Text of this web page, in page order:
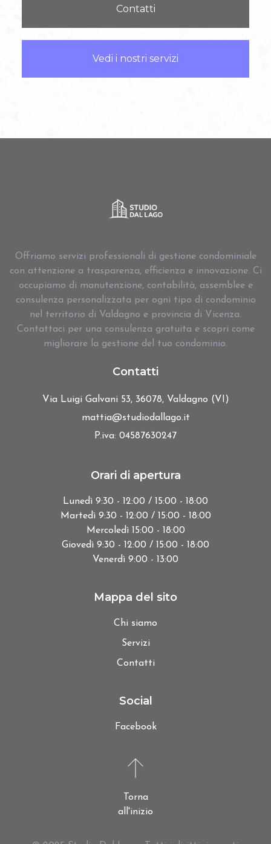
Contatti
Vedi i nostri servizi
Offriamo servizi professionali di gestione condominiale
con attenzione a trasparenza, efficienza e innovazione. Ci
occupiamo di manutenzione, contabilità, assemblee e
consulenza personalizzata per ogni tipo di condominio
nel territorio di Valdagno e provincia di Vicenza.
Contattaci per una consulenza gratuita e scopri come
migliorare la gestione del tuo condominio.
Contatti
Via Luigi Galvani 53, 36078, Valdagno (VI)
mattia@studiodallago.it
P.iva: 04587630247
Orari di apertura
Lunedì 9:30 - 12:00 / 15:00 - 18:00
Martedì 9:30 - 12:00 / 15:00 - 18:00
Mercoledì 15:00 - 18:00
Giovedì 9:30 - 12:00 / 15:00 - 18:00
Venerdì 9:00 - 13:00
Mappa del sito
Chi siamo
Servizi
Contatti
Social
Facebook
Torna
all'inizio